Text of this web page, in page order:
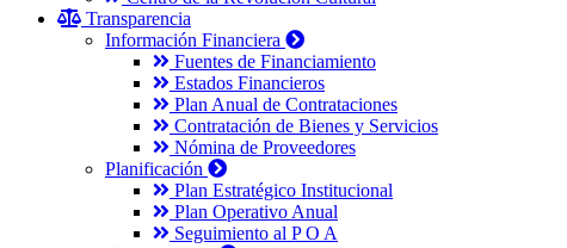
Transparencia
Información Financiera
Fuentes de Financiamiento
Estados Financieros
Plan Anual de Contrataciones
Contratación de Bienes y Servicios
Nómina de Proveedores
Planificación
Plan Estratégico Institucional
Plan Operativo Anual
Seguimiento al P O A